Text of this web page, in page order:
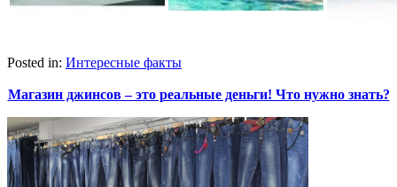
Posted in: Интересные факты
Магазин джинсов – это реальные деньги! Что нужно знать?